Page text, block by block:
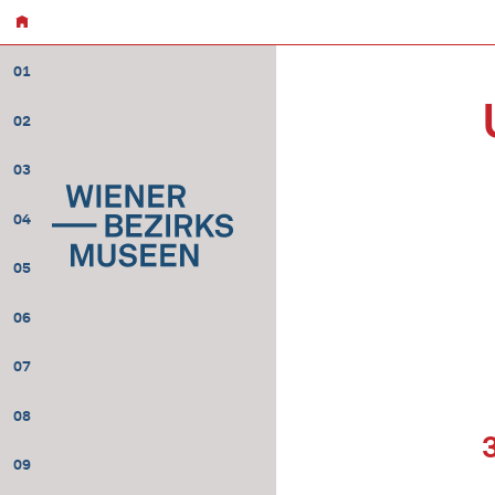
01
02
03
04
05
06
07
08
09